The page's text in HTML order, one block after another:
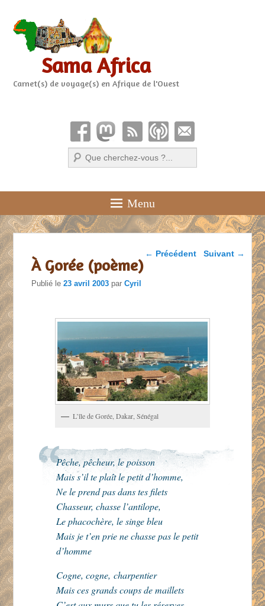
Sama Africa
Carnet(s) de voyage(s) en Afrique de l'Ouest
Recherche
Menu
Parcourir les articles
← Précédent Suivant →
À Gorée (poème)
Publié le23 avril 2003 parCyril
L’île de Gorée, Dakar, Sénégal
Pêche, pêcheur, le poisson
Mais s’il te plaît le petit d’homme,
Ne le prend pas dans tes filets
Chasseur, chasse l’antilope,
Le phacochère, le singe bleu
Mais je t’en prie ne chasse pas le petit
d’homme
Cogne, cogne, charpentier
Mais ces grands coups de maillets